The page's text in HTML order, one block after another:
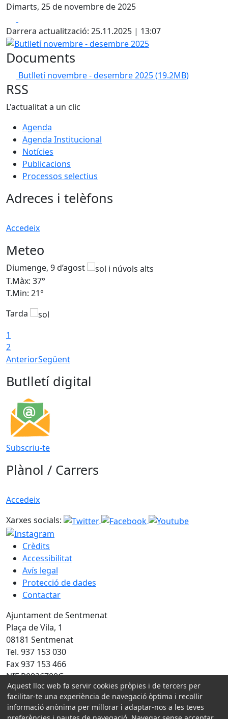
Dimarts, 25 de novembre de 2025
Darrera actualització: 25.11.2025 | 13:07
Butlletí novembre - desembre 2025
Documents
Butlletí novembre - desembre 2025(19.2MB)
RSS
L'actualitat a un clic
Agenda
Agenda Institucional
Notícies
Publicacions
Processos selectius
Adreces i telèfons
Accedeix
Meteo
Diumenge, 9 d’agost
T.Màx: 37°
T.Min: 21°
Tarda
1
2
AnteriorSegüent
Butlletí digital
Subscriu-te
Plànol / Carrers
Accedeix
Xarxes socials:
Crèdits
Accessibilitat
Avís legal
Protecció de dades
Contactar
Ajuntament de Sentmenat
Plaça de Vila, 1
08181 Sentmenat
Tel. 937 153 030
Fax 937 153 466
NIF P0826700G
Amb la col·laboració de:
Aquest lloc web fa servir cookies pròpies i de tercers per
facilitar-te una experiència de navegació òptima i recollir
informació anònima per millorar i adaptar-nos a les teves